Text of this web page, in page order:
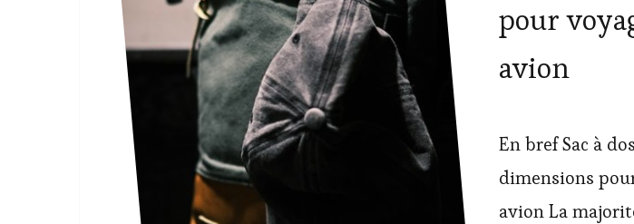
pour
avion
En bref Sac à
dimensions
avion La